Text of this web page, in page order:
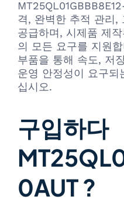
격, 완벽한 추적 관리,
공급하며, 시제품 제
의 모든 요구를 지원
부품을 통해 속도, 저
운영 안정성이 요구
십시오.
구입하다
0AUT ?